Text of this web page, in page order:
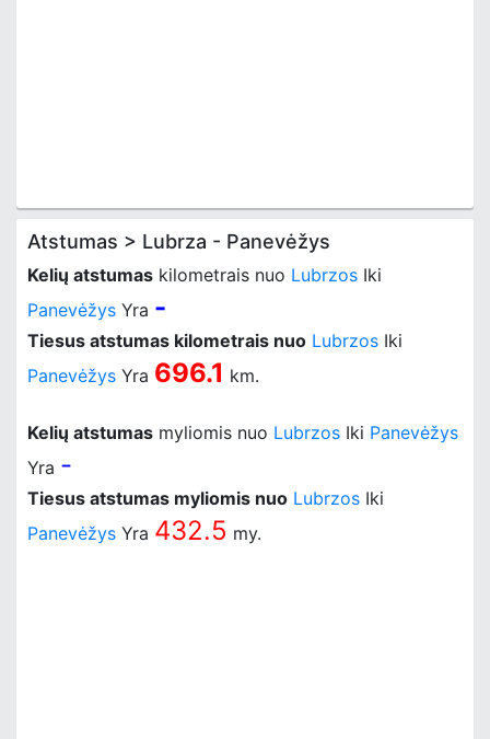
Atstumas > Lubrza - Panevėžys
Kelių atstumas kilometrais nuo Lubrzos Iki
Panevėžys Yra -
Tiesus atstumas kilometrais nuo Lubrzos Iki
Panevėžys Yra 696.1 km.
Kelių atstumas myliomis nuo Lubrzos Iki Panevėžys
Yra -
Tiesus atstumas myliomis nuo Lubrzos Iki
Panevėžys Yra 432.5 my.